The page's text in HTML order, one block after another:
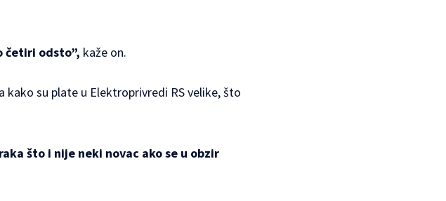
četiri odsto”, kaže on.
su plate u Elektroprivredi RS velike, što
što i nije neki novac ako se u obzir